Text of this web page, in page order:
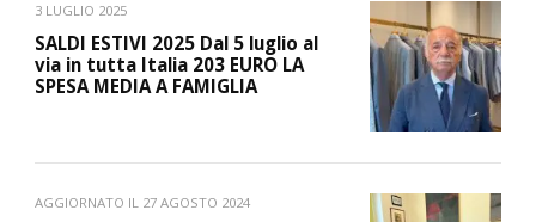
3 LUGLIO 2025
SALDI ESTIVI 2025 Dal 5 luglio al
via in tutta Italia 203 EURO LA
SPESA MEDIA A FAMIGLIA
AGGIORNATO IL 27 AGOSTO 2024